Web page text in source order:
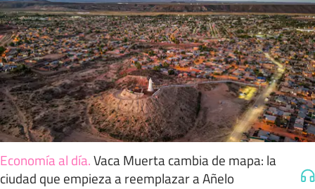
Economía al día.Vaca Muerta cambia de mapa: la
ciudad que empieza a reemplazar a Añelo